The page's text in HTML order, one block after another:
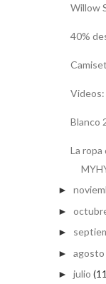
Willow
40%
Videos:
Blanco
La ropa
►
►
►
► agosto
► julio